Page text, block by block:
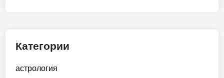
Категории
астрология